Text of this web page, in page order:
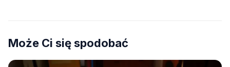
Może Ci się spodobać